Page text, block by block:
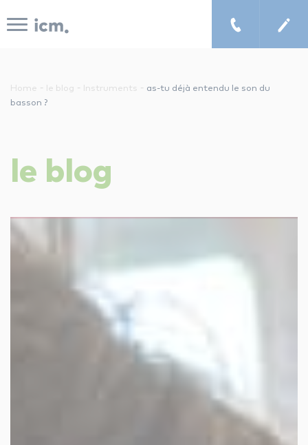
cours de musique à domicile
les tarifs
les autres activités d'icm
Home - le blog - Instruments - as-tu déjà entendu le son du
basson ?
le blog